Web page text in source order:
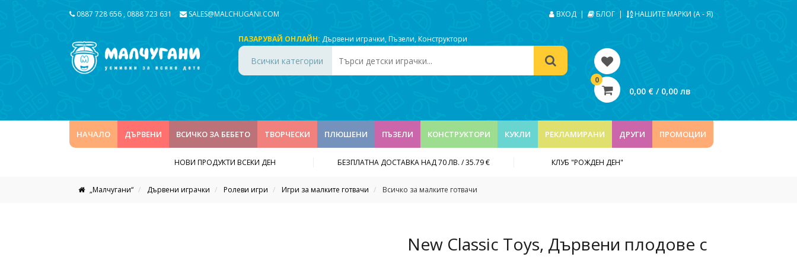
0887 728 656 , 0888 723 631 SALES@MALCHUGANI.COM ВХОД | БЛОГ | НАШИТЕ МАРКИ (А - Я)
ПАЗАРУВАЙ ОНЛАЙН: Дървени играчки,Пъзели,Конструктори
Всички категории
0
0,00 € / 0,00 лв
НАЧАЛО ДЪРВЕНИ ВСИЧКО ЗА БЕБЕТО ТВОРЧЕСКИ ПЛЮШЕНИ ПЪЗЕЛИ КОНСТРУКТОРИ КУКЛИ РЕКЛАМИРАНИ ДРУГИ ПРОМОЦИИ
НОВИ ПРОДУКТИ ВСЕКИ ДЕН БЕЗПЛАТНА ДОСТАВКА НАД 70 ЛВ. / 35.79 € КЛУБ "РОЖДЕН ДЕН"
„Малчугани“ Дървени играчки Ролеви игри Игри за малките готвачи Всичко за малките готвачи
New Classic Toys, Дървени плодове с